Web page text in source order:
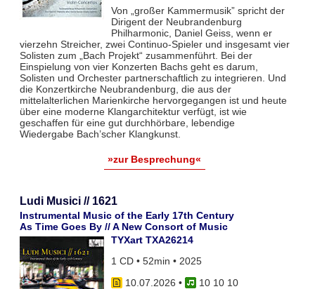
Von „großer Kammermusik” spricht der
Dirigent der Neubrandenburg
Philharmonic, Daniel Geiss, wenn er
vierzehn Streicher, zwei Continuo-Spieler und insgesamt vier
Solisten zum „Bach Projekt“ zusammenführt. Bei der
Einspielung von vier Konzerten Bachs geht es darum,
Solisten und Orchester partnerschaftlich zu integrieren. Und
die Konzertkirche Neubrandenburg, die aus der
mittelalterlichen Marienkirche hervorgegangen ist und heute
über eine moderne Klangarchitektur verfügt, ist wie
geschaffen für eine gut durchhörbare, lebendige
Wiedergabe Bach’scher Klangkunst.
»zur Besprechung«
Ludi Musici // 1621
Instrumental Music of the Early 17th Century
As Time Goes By // A New Consort of Music
TYXart TXA26214
1 CD • 52min • 2025
10.07.2026 •
10 10 10